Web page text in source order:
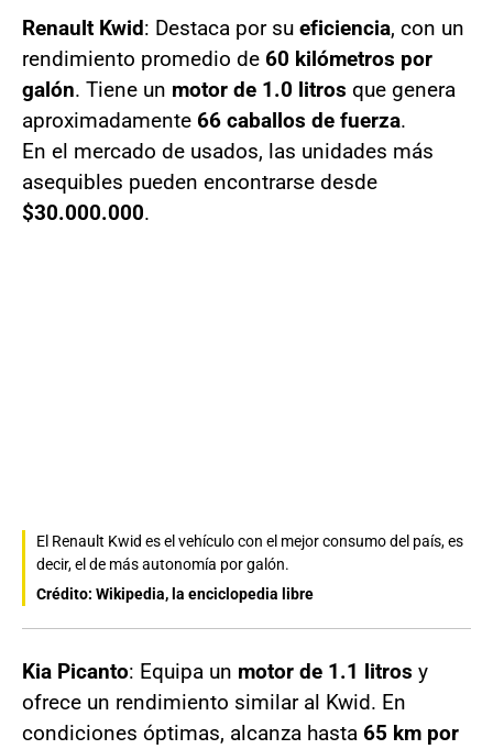
Renault Kwid: Destaca por su eficiencia, con un
rendimiento promedio de 60 kilómetros por
galón. Tiene un motor de 1.0 litros que genera
aproximadamente 66 caballos de fuerza.
En el mercado de usados, las unidades más
asequibles pueden encontrarse desde
$30.000.000.
El Renault Kwid es el vehículo con el mejor consumo del país, es
decir, el de más autonomía por galón.
Crédito: Wikipedia, la enciclopedia libre
Kia Picanto: Equipa un motor de 1.1 litros y
ofrece un rendimiento similar al Kwid. En
condiciones óptimas, alcanza hasta 65 km por